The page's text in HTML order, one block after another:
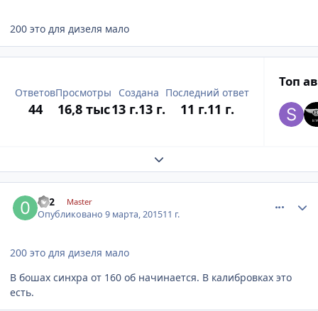
200 это для дизеля мало
Ответов
44
Просмотры
16,8 тыс
Создана
13 г.13 г.
Последний ответ
11 г.11 г.
Топ
Expand topic overview
052 Master
Опубликовано9 марта, 201511 г.
200 это для дизеля мало
В бошах синхра от 160 об начинается. В калибровках это
есть.